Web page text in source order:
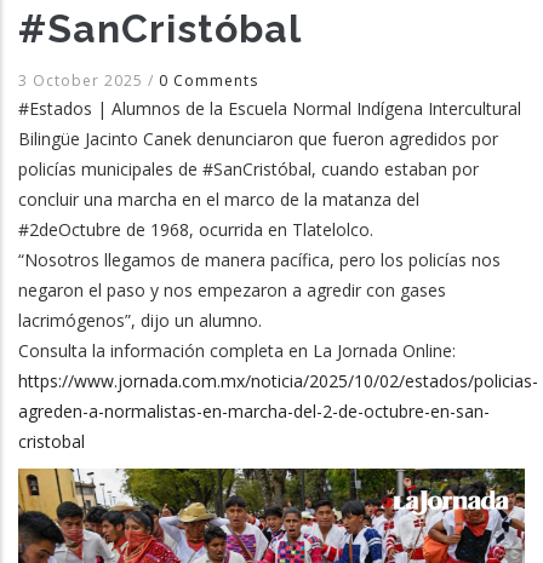
#SanCristóbal
3 October 2025 / 0 Comments
#Estados | Alumnos de la Escuela Normal Indígena Intercultural
Bilingüe Jacinto Canek denunciaron que fueron agredidos por
policías municipales de #SanCristóbal, cuando estaban por
concluir una marcha en el marco de la matanza del
#2deOctubre de 1968, ocurrida en Tlatelolco.
“Nosotros llegamos de manera pacífica, pero los policías nos
negaron el paso y nos empezaron a agredir con gases
lacrimógenos”, dijo un alumno.
Consulta la información completa en La Jornada Online:
https://www.jornada.com.mx/noticia/2025/10/02/estados/policias-
agreden-a-normalistas-en-marcha-del-2-de-octubre-en-san-
cristobal